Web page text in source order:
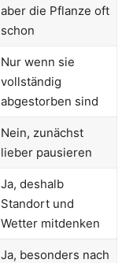
aber die Pflanze oft
schon
Nur wenn sie
vollständig
abgestorben sind
Nein, zunächst
lieber pausieren
Ja, deshalb
Standort und
Wetter mitdenken
Ja, besonders nach